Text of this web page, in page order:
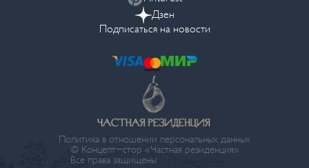
Дзен
Подписаться на новости
Политика в отношении персональных данных
© Концепт-стор «Частная резиденция»
Все права защищены